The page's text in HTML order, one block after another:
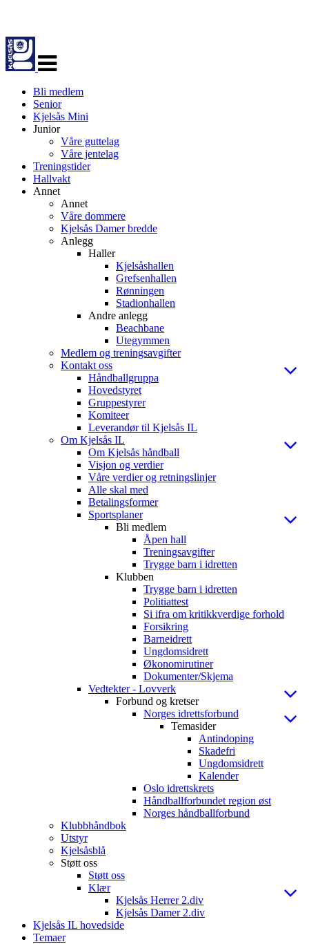
navigasjon
Bli medlem
Senior
Kjelsås Mini
Junior
Våre guttelag
Våre jentelag
Treningstider
Hallvakt
Annet
Annet
Våre dommere
Kjelsås Damer bredde
Anlegg
Haller
Kjelsåshallen
Grefsenhallen
Rønningen
Stadionhallen
Andre anlegg
Beachbane
Utegymmen
Medlem og treningsavgifter
Kontakt oss
Håndballgruppa
Hovedstyret
Gruppestyrer
Komiteer
Leverandør til Kjelsås IL
Om Kjelsås IL
Om Kjelsås håndball
Visjon og verdier
Våre verdier og retningslinjer
Alle skal med
Betalingsformer
Sportsplaner
Bli medlem
Åpen hall
Treningsavgifter
Trygge barn i idretten
Klubben
Trygge barn i idretten
Politiattest
Si ifra om kritikkverdige forhold
Forsikring
Barneidrett
Ungdomsidrett
Økonomirutiner
Dokumenter/Skjema
Vedtekter - Lovverk
Forbund og kretser
Norges idrettsforbund
Temasider
Antindoping
Skadefri
Ungdomsidrett
Kalender
Oslo idrettskrets
Håndballforbundet region øst
Norges håndballforbund
Klubbhåndbok
Utstyr
Kjelsåsblå
Støtt oss
Støtt oss
Klær
Kjelsås Herrer 2.div
Kjelsås Damer 2.div
Kjelsås IL hovedside
Temaer